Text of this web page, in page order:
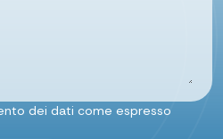
dei dati come espresso